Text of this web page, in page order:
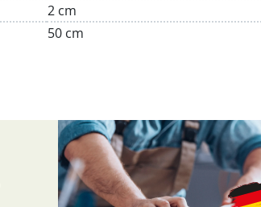
2 cm
50 cm